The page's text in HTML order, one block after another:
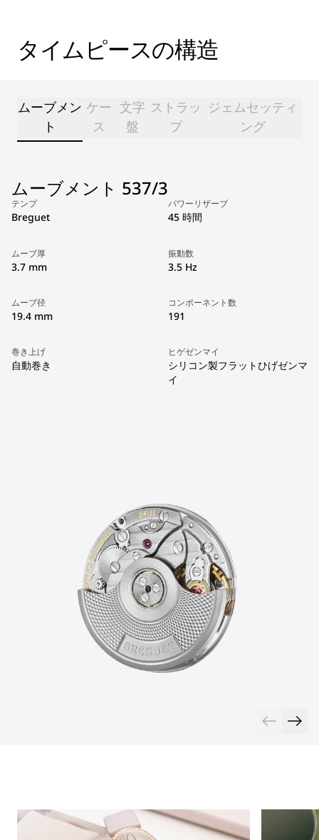
タイムピースの構造
ムーブメン
ト
ケー
ス
文字
盤
ストラッ
プ
ジェムセッティ
ング
ムーブメント 537/3
テンプ
Breguet
パワーリザーブ
45 時間
ムーブ厚
3.7 mm
振動数
3.5 Hz
ムーブ径
19.4 mm
コンポーネント数
191
巻き上げ
自動巻き
ヒゲゼンマイ
シリコン製フラットひげゼンマ
イ